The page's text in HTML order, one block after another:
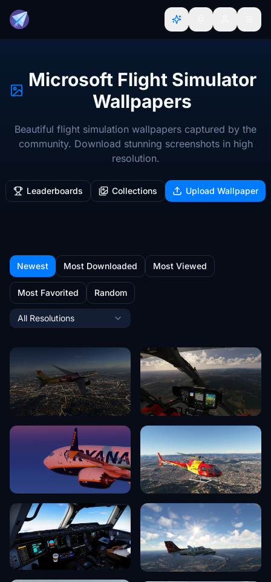
Microsoft Flight Simulator
Wallpapers
Beautiful flight simulation wallpapers captured by the
community. Download stunning screenshots in high
resolution.
Leaderboards Collections Upload Wallpaper
Newest Most Downloaded Most Viewed
Most Favorited Random
All Resolutions